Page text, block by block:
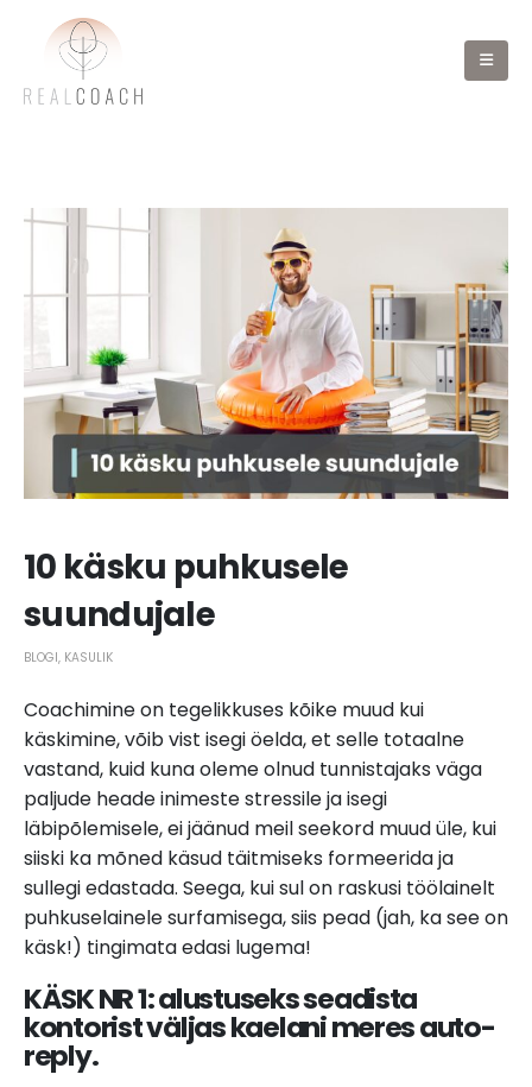
10 käsku puhkusele
suundujale
BLOGI, KASULIK
Coachimine on tegelikkuses kõike muud kui
käskimine, võib vist isegi öelda, et selle totaalne
vastand, kuid kuna oleme olnud tunnistajaks väga
paljude heade inimeste stressile ja isegi
läbipõlemisele, ei jäänud meil seekord muud üle, kui
siiski ka mõned käsud täitmiseks formeerida ja
sullegi edastada. Seega, kui sul on raskusi töölainelt
puhkuselainele surfamisega, siis pead (jah, ka see on
käsk!) tingimata edasi lugema!
KÄSK NR 1: alustuseks seadista
kontorist väljas kaelani meres auto-
reply.